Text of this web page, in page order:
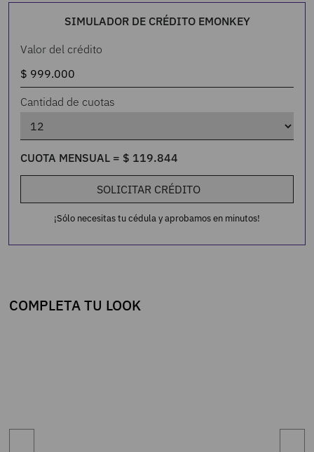
SIMULADOR DE CRÉDITO EMONKEY
Valor del crédito
Cantidad de cuotas
CUOTA MENSUAL = $ 119.844
SOLICITAR CRÉDITO
¡Sólo necesitas tu cédula y aprobamos en minutos!
COMPLETA TU LOOK